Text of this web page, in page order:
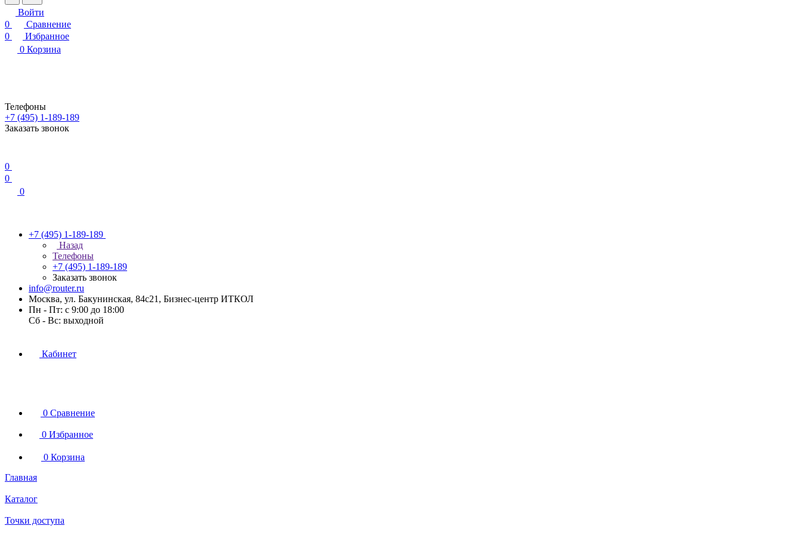
Войти
0
Сравнение
0
Избранное
0 Корзина
Телефоны
+7 (495) 1-189-189
Заказать звонок
0
0
0
+7 (495) 1-189-189
Назад
Телефоны
+7 (495) 1-189-189
Заказать звонок
info@router.ru
Москва, ул. Бакунинская, 84с21, Бизнес-центр ИТКОЛ
Пн - Пт: с 9:00 до 18:00
Cб - Вс: выходной
Кабинет
0 Сравнение
0 Избранное
0 Корзина
Главная
Каталог
Точки доступа